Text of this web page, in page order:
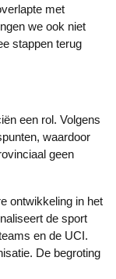
we ook niet
stappen terug
waardoor
geen
de sport
en de UCI.
De begroting